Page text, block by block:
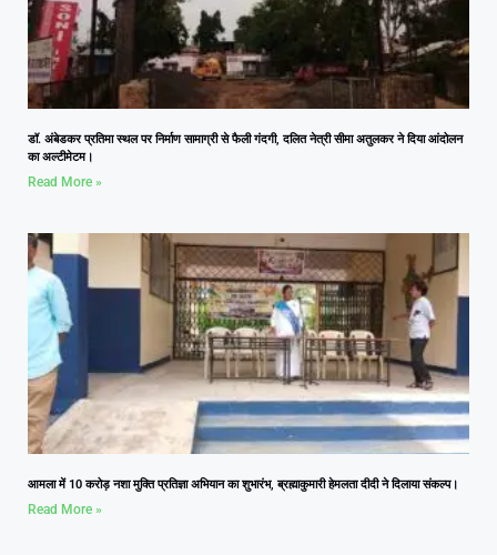
डॉ. अंबेडकर प्रतिमा स्थल पर निर्माण सामाग्री से फैली गंदगी, दलित नेत्री सीमा अतुलकर ने दिया आंदोलन
का अल्टीमेटम।
Read More »
आमला में 10 करोड़ नशा मुक्ति प्रतिज्ञा अभियान का शुभारंभ, ब्रह्माकुमारी हेमलता दीदी ने दिलाया संकल्प।
Read More »